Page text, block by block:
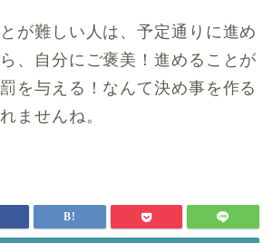
が難しい人は、予定通りに進め
、自分にご褒美！進めることが
を与える！なんて決め事を作る
ませんね。